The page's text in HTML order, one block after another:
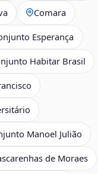
Comara
Esperança
Habitar Brasil
Manoel Julião
de Moraes